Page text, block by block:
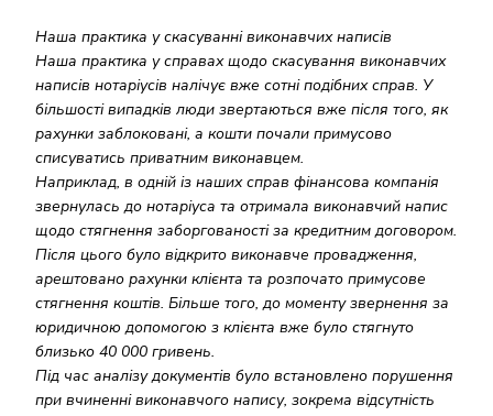
Наша практика у скасуванні виконавчих написів
Наша практика у справах щодо скасування виконавчих
написів нотаріусів налічує вже сотні подібних справ. У
більшості випадків люди звертаються вже після того, як
рахунки заблоковані, а кошти почали примусово
списуватись приватним виконавцем.
Наприклад, в одній із наших справ фінансова компанія
звернулась до нотаріуса та отримала виконавчий напис
щодо стягнення заборгованості за кредитним договором.
Після цього було відкрито виконавче провадження,
арештовано рахунки клієнта та розпочато примусове
стягнення коштів. Більше того, до моменту звернення за
юридичною допомогою з клієнта вже було стягнуто
близько 40 000 гривень.
Під час аналізу документів було встановлено порушення
при вчиненні виконавчого напису, зокрема відсутність